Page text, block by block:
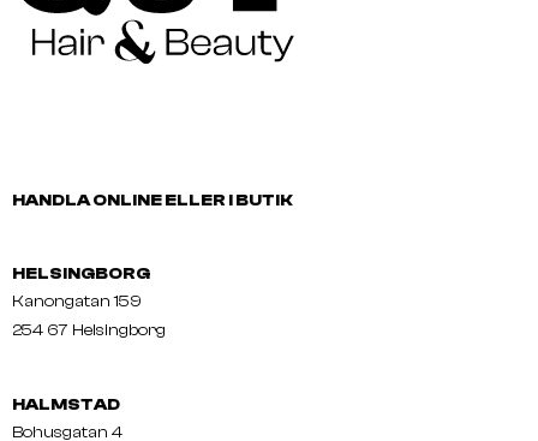
HANDLA ONLINE ELLER I BUTIK
HELSINGBORG
Kanongatan 159
254 67 Helsingborg
HALMSTAD
Bohusgatan 4